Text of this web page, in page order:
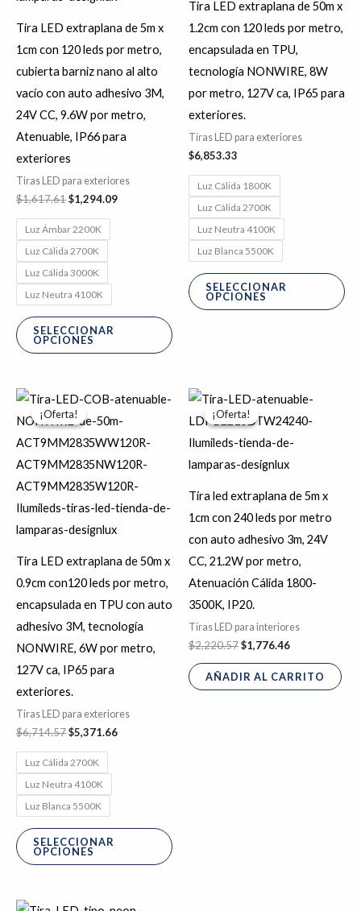
Tira LED extraplana de 5m x
1cm con 120 leds por metro,
cubierta barniz nano al alto
vacío con auto adhesivo 3M,
24V CC, 9.6W por metro,
Atenuable, IP66 para
exteriores
Tiras LED para exteriores
$1,617.61$1,294.09
Luz Ámbar 2200K
Luz Cálida 2700K
Luz Cálida 3000K
Luz Neutra 4100K
SELECCIONAR
OPCIONES
página
producto
Tira LED extraplana de 50m x
1.2cm con 120 leds por metro,
encapsulada en TPU,
tecnología NONWIRE, 8W
por metro, 127V ca, IP65 para
exteriores.
Tiras LED para exteriores
$6,853.33
Luz Cálida 1800K
Luz Cálida 2700K
Luz Neutra 4100K
Luz Blanca 5500K
SELECCIONAR
OPCIONES
¡Oferta!
¡Oferta!
Tira LED extraplana de 50m x
0.9cm con120 leds por metro,
encapsulada en TPU con auto
adhesivo 3M, tecnología
NONWIRE, 6W por metro,
127V ca, IP65 para
exteriores.
Tiras LED para exteriores
$6,714.57
El
precio
original
$6,714.57.
$5,371.66
El
precio
actual
$5,371.66.
Luz Cálida 2700K
Luz Neutra 4100K
Luz Blanca 5500K
SELECCIONAR
OPCIONES
Este
producto
tiene
múltiples
¡Oferta!
¡Oferta!
Tira led extraplana de 5m x
1cm con 240 leds por metro
con auto adhesivo 3m, 24V
CC, 21.2W por metro,
Atenuación Cálida 1800-
3500K, IP20.
Tiras LED para interiores
$2,220.57
El
precio
original
$2,220.57.
$1,776.46
El
precio
actual
$1,776.46.
AÑADIR AL CARRITO